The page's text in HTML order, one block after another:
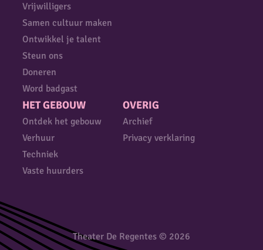
Vrijwilligers
Samen cultuur maken
Ontwikkel je talent
Steun ons
Doneren
Word badgast
HET GEBOUW
Ontdek het gebouw
Verhuur
Techniek
Vaste huurders
OVERIG
Archief
Privacy verklaring
Theater De Regentes © 2026